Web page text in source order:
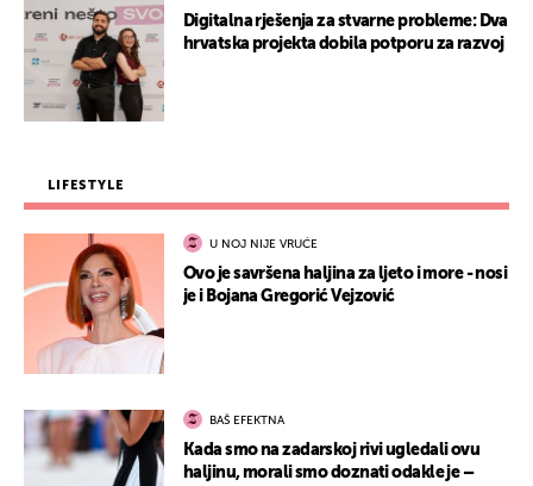
Digitalna rješenja za stvarne probleme: Dva
hrvatska projekta dobila potporu za razvoj
LIFESTYLE
U NOJ NIJE VRUĆE
Ovo je savršena haljina za ljeto i more - nosi
je i Bojana Gregorić Vejzović
BAŠ EFEKTNA
Kada smo na zadarskoj rivi ugledali ovu
haljinu, morali smo doznati odakle je –